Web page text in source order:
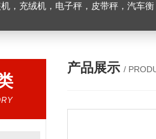
，充绒机，电子秤，皮带秤，汽车
产品展示 /